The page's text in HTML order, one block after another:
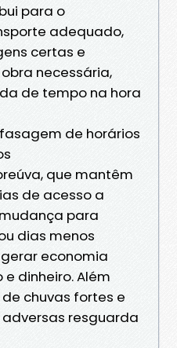
para o
adequado,
certas e
necessária,
de tempo na hora
de horários
que mantêm
de acesso a
para
dias menos
economia
dinheiro. Além
chuvas fortes e
resguarda